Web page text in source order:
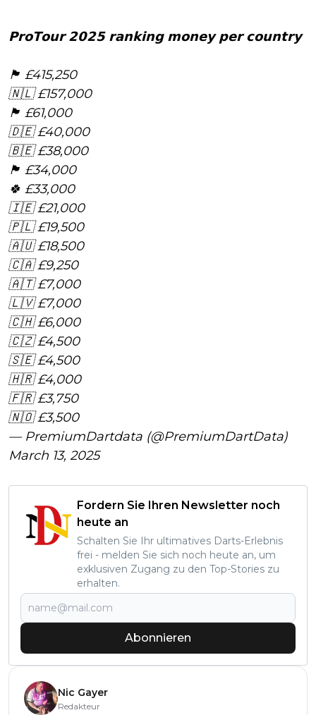
𝗣𝗿𝗼𝗧𝗼𝘂𝗿 𝟮𝟬𝟮𝟱 𝗿𝗮𝗻𝗸𝗶𝗻𝗴 𝗺𝗼𝗻𝗲𝘆 𝗽𝗲𝗿 𝗰𝗼𝘂𝗻𝘁𝗿𝘆
🏴󠁧󠁢󠁥󠁮󠁧󠁿 £415,250
🇳🇱 £157,000
🏴󠁧󠁢󠁷󠁬󠁳󠁿 £61,000
🇩🇪 £40,000
🇧🇪 £38,000
🏴󠁧󠁢󠁳󠁣󠁴󠁿 £34,000
🍀 £33,000
🇮🇪 £21,000
🇵🇱 £19,500
🇦🇺 £18,500
🇨🇦 £9,250
🇦🇹 £7,000
🇱🇻 £7,000
🇨🇭 £6,000
🇨🇿 £4,500
🇸🇪 £4,500
🇭🇷 £4,000
🇫🇷 £3,750
🇳🇴 £3,500
— PremiumDartdata (@PremiumDartData)
March 13, 2025
Fordern Sie Ihren Newsletter noch
heute an
Schalten Sie Ihr ultimatives Darts-Erlebnis
frei - melden Sie sich noch heute an, um
exklusiven Zugang zu den Top-Stories zu
erhalten.
Abonnieren
Nic Gayer
Redakteur